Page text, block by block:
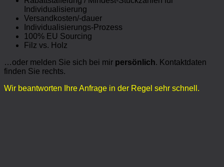
Individualisierung
Versandkosten/-dauer
Individualisierungs-Prozess
100% EU Sourcing
Filz vs. Holz
…oder melden Sie sich bei mir persönlich. Kontaktdaten
finden Sie rechts.
Wir beantworten Ihre Anfrage in der Regel sehr schnell.